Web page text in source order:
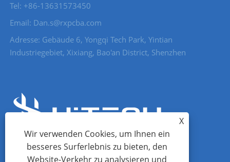
Tel: +86-13631573450
Email: Dan.s@rxpcba.com
Adresse: Gebäude 6, Yongqi Tech Park, Yintian
Industriegebiet, Xixiang, Bao'an District, Shenzhen
X
Wir verwenden Cookies, um Ihnen ein
besseres Surferlebnis zu bieten, den
Website-Verkehr zu analysieren und